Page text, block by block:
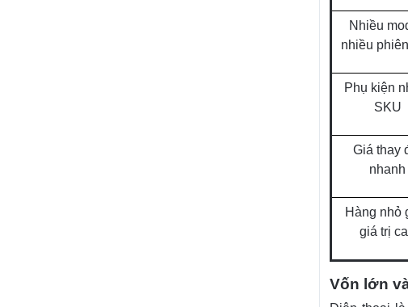
Nhiều
nhiều
Phụ kiện
SKU
Giá thay
nhanh
Hàng nhỏ
giá trị
Vốn lớn